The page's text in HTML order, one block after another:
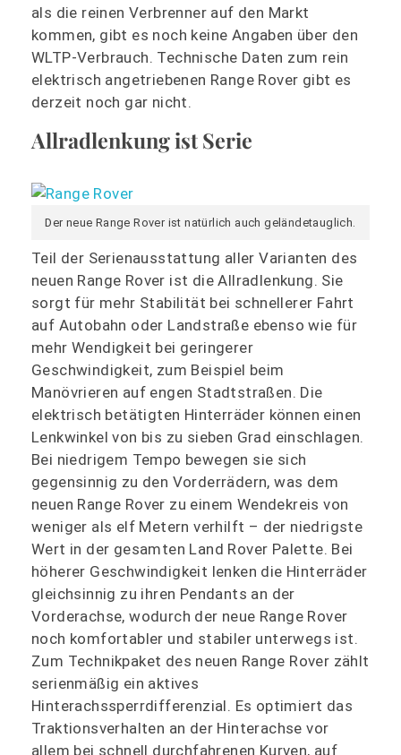
als die reinen Verbrenner auf den Markt
kommen, gibt es noch keine Angaben über den
WLTP-Verbrauch. Technische Daten zum rein
elektrisch angetriebenen Range Rover gibt es
derzeit noch gar nicht.
Allradlenkung ist Serie
Der neue Range Rover ist natürlich auch geländetauglich.
Teil der Serienausstattung aller Varianten des
neuen Range Rover ist die Allradlenkung. Sie
sorgt für mehr Stabilität bei schnellerer Fahrt
auf Autobahn oder Landstraße ebenso wie für
mehr Wendigkeit bei geringerer
Geschwindigkeit, zum Beispiel beim
Manövrieren auf engen Stadtstraßen. Die
elektrisch betätigten Hinterräder können einen
Lenkwinkel von bis zu sieben Grad einschlagen.
Bei niedrigem Tempo bewegen sie sich
gegensinnig zu den Vorderrädern, was dem
neuen Range Rover zu einem Wendekreis von
weniger als elf Metern verhilft – der niedrigste
Wert in der gesamten Land Rover Palette. Bei
höherer Geschwindigkeit lenken die Hinterräder
gleichsinnig zu ihren Pendants an der
Vorderachse, wodurch der neue Range Rover
noch komfortabler und stabiler unterwegs ist.
Zum Technikpaket des neuen Range Rover zählt
serienmäßig ein aktives
Hinterachssperrdifferenzial. Es optimiert das
Traktionsverhalten an der Hinterachse vor
allem bei schnell durchfahrenen Kurven, auf